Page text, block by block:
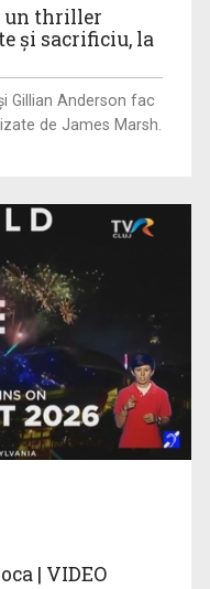
mai votată piesă în
patra cea mai votată
un thriller
și sacrificiu, la
Gillian Anderson fac
de James Marsh.
| VIDEO